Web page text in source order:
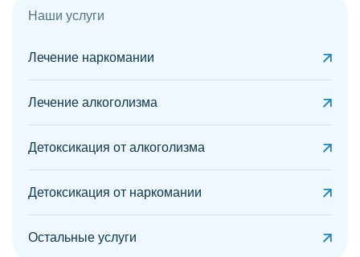
Наши услуги
Лечение наркомании
Лечение алкоголизма
Детоксикация от алкоголизма
Детоксикация от наркомании
Остальные услуги